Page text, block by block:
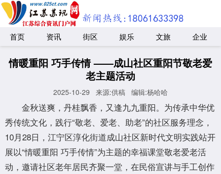
首页 资讯 街区 娱乐 文旅 企业
情暖重阳 巧手传情 ——成山社区重阳节敬老爱
老主题活动
2025-10-29 来源:供稿 编辑:杨哈哈
金秋送爽，丹桂飘香，又逢九九重阳。为传承中华优
秀传统文化，践行“敬老、爱老、助老”的社区服务理念，
10月28日，江宁区淳化街道成山社区新时代文明实践站开
展以“情暖重阳 巧手传情”为主题的幸福课堂敬老爱老活
动，邀请社区老年居民齐聚一堂，在民俗宣讲与手工创作